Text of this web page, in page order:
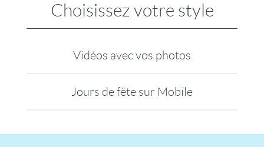
Choisissez votre style
Vidéos avec vos photos
Jours de fête sur Mobile